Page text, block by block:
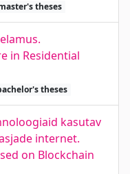
theses
in Residential
theses
kasutav
internet.
on Blockchain